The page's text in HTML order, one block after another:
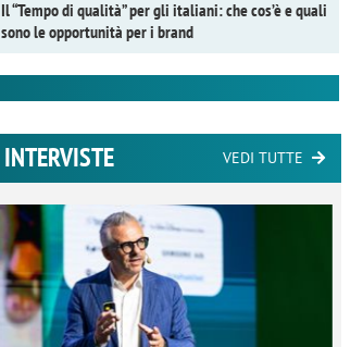
Il “Tempo di qualità” per gli italiani: che cos’è e quali
sono le opportunità per i brand
INTERVISTE VEDI TUTTE